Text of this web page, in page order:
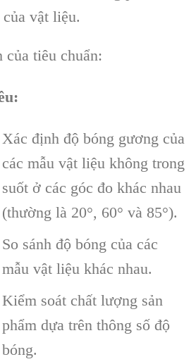
vật liệu.
tiêu chuẩn:
Xác định độ bóng gương của
các mẫu vật liệu không trong
suốt ở các góc đo khác nhau
(thường là 20°, 60° và 85°).
So sánh độ bóng của các
mẫu vật liệu khác nhau.
Kiểm soát chất lượng sản
phẩm dựa trên thông số độ
bóng.